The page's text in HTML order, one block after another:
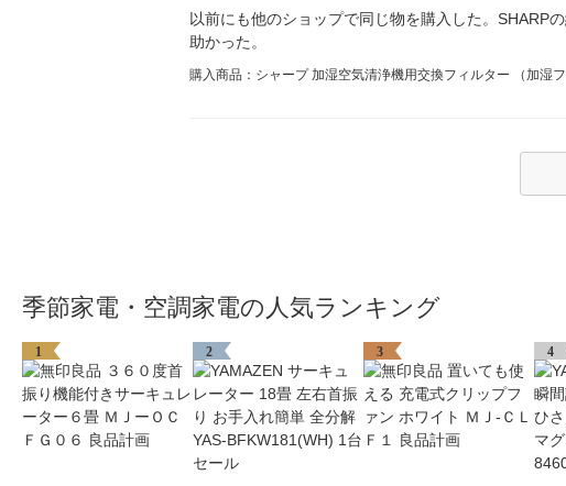
以前にも他のショップで同じ物を購入した。SHARP
助かった。
購入商品：シャープ 加湿空気清浄機用交換フィルター （加湿
季節家電・空調家電の人気ランキング
1 2 3 4